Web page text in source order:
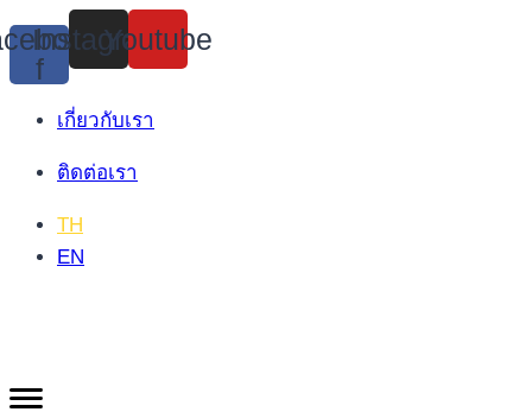
Skip
to
content
f
Instagram
Youtube
เกี่ยวกับเรา
ติดต่อเรา
TH
EN